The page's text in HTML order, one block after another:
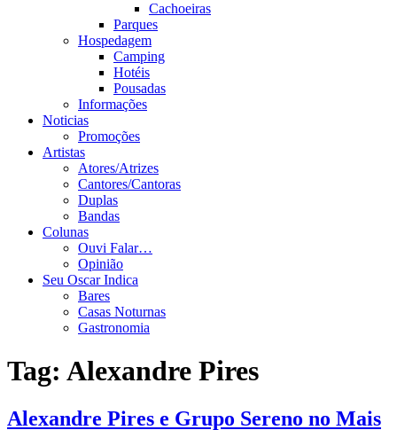
Cachoeiras
Parques
Hospedagem
Camping
Hotéis
Pousadas
Informações
Noticias
Promoções
Artistas
Atores/Atrizes
Cantores/Cantoras
Duplas
Bandas
Colunas
Ouvi Falar…
Opinião
Seu Oscar Indica
Bares
Casas Noturnas
Gastronomia
Tag: Alexandre Pires
Alexandre Pires e Grupo Sereno no Mais